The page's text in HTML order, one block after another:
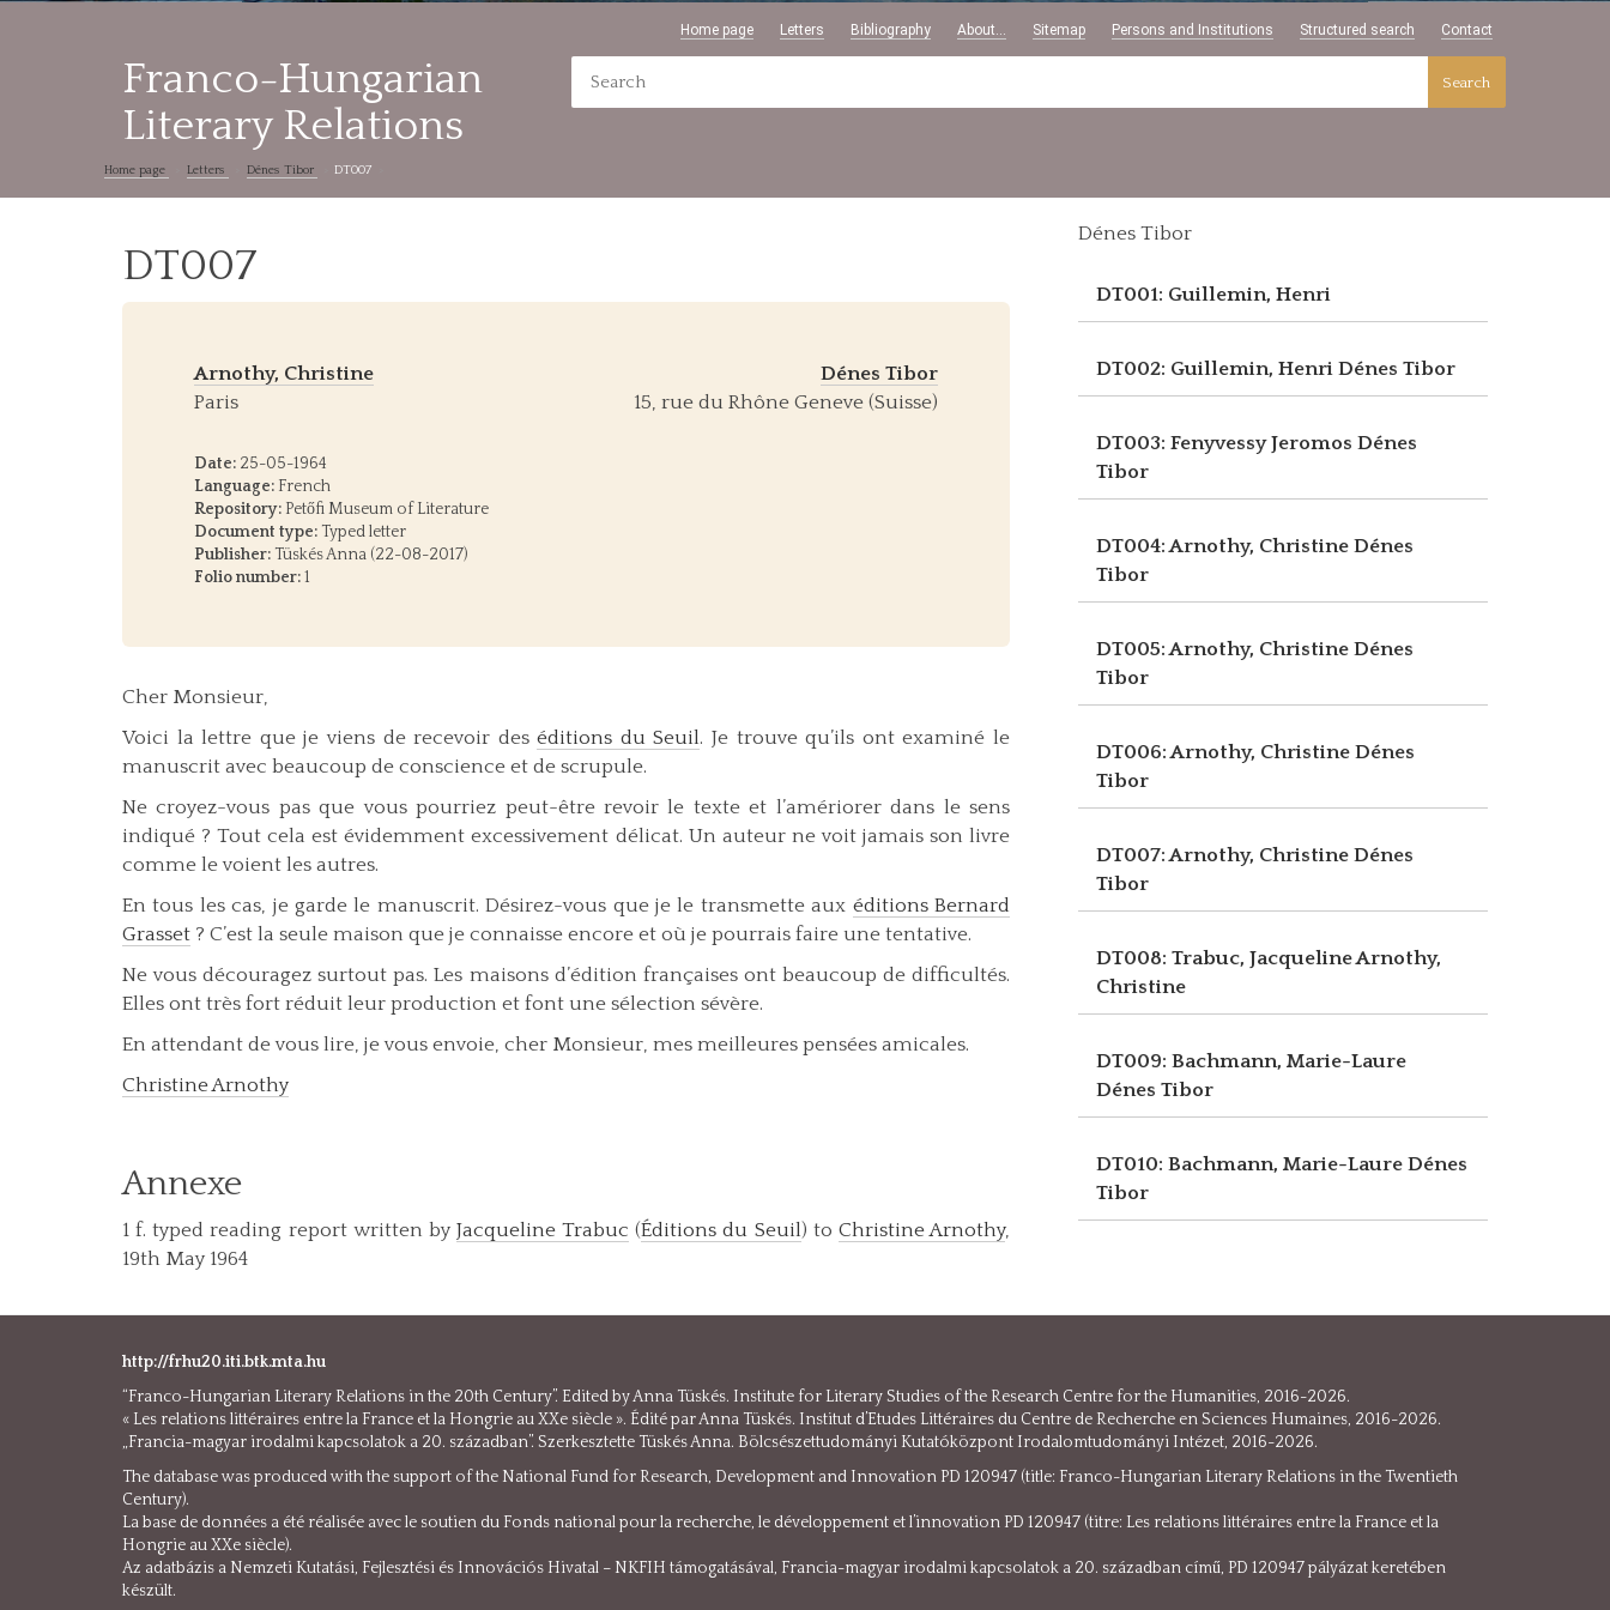
Home page Letters Bibliography About... Sitemap Persons and Institutions Structured search Contact
Franco-Hungarian
Literary Relations
Search
Home page Letters Dénes Tibor DT007
DT007
Arnothy, Christine
Dénes Tibor
Paris
15, rue du Rhône Geneve (Suisse)
Date: 25-05-1964
Language: French
Repository: Petőfi Museum of Literature
Document type: Typed letter
Publisher: Tüskés Anna (22-08-2017)
Folio number:1
Cher Monsieur,
Voici la lettre que je viens de recevoir deséditions du Seuil. Je trouve qu’ils ont examiné le
manuscrit avec beaucoup de conscience et de scrupule.
Ne croyez-vous pas que vous pourriez peut-être revoir le texte et l’amériorer dans le sens
indiqué ? Tout cela est évidemment excessivement délicat. Un auteur ne voit jamais son livre
comme le voient les autres.
En tous les cas, je garde le manuscrit. Désirez-vous que je le transmette aux éditions Bernard
Grasset ? C’est la seule maison que je connaisse encore et où je pourrais faire une tentative.
Ne vous découragez surtout pas. Les maisons d’édition françaises ont beaucoup de difficultés.
Elles ont très fort réduit leur production et font une sélection sévère.
En attendant de vous lire, je vous envoie, cher Monsieur, mes meilleures pensées amicales.
Christine Arnothy
Annexe
1 f. typed reading report written by Jacqueline Trabuc (Éditions du Seuil) to Christine Arnothy,
19th May 1964
Dénes Tibor
DT001: Guillemin, Henri
DT002: Guillemin, Henri Dénes Tibor
DT003: Fenyvessy Jeromos Dénes
Tibor
DT004: Arnothy, Christine Dénes
Tibor
DT005: Arnothy, Christine Dénes
Tibor
DT006: Arnothy, Christine Dénes
Tibor
DT007: Arnothy, Christine Dénes
Tibor
DT008: Trabuc, JacquelineArnothy,
Christine
DT009: Bachmann, Marie-Laure
Dénes Tibor
DT010: Bachmann, Marie-Laure Dénes
Tibor
http://frhu20.iti.btk.mta.hu
“Franco-Hungarian Literary Relations in the 20th Century”. Edited by Anna Tüskés. Institute for Literary Studies of the Research Centre for the Humanities, 2016-2026.
« Les relations littéraires entre la France et la Hongrie au XXe siècle ». Édité par Anna Tüskés. Institut d’Etudes Littéraires du Centre de Recherche en Sciences Humaines, 2016-2026.
„Francia-magyar irodalmi kapcsolatok a 20. században”. Szerkesztette Tüskés Anna. Bölcsészettudományi Kutatóközpont Irodalomtudományi Intézet, 2016-2026.
The database was produced with the support of the National Fund for Research, Development and Innovation PD 120947 (title: Franco-Hungarian Literary Relations in the Twentieth
Century).
La base de données a été réalisée avec le soutien du Fonds national pour la recherche, le développement et l’innovation PD 120947 (titre: Les relations littéraires entre la France et la
Hongrie au XXe siècle).
Az adatbázis a Nemzeti Kutatási, Fejlesztési és Innovációs Hivatal – NKFIH támogatásával, Francia-magyar irodalmi kapcsolatok a 20. században című, PD 120947 pályázat keretében
készült.